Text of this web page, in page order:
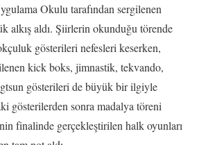
Okulu tarafından sergilenen
alkış aldı. Şiirlerin okunduğu törende
gösterileri nefesleri keserken,
kick boks, jimnastik, tekvando,
gösterileri de büyük bir ilgiyle
gösterilerden sonra madalya töreni
finalinde gerçekleştirilen halk oyunları